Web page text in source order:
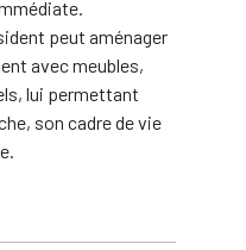
peut aménager
avec meubles,
lui permettant
son cadre de vie